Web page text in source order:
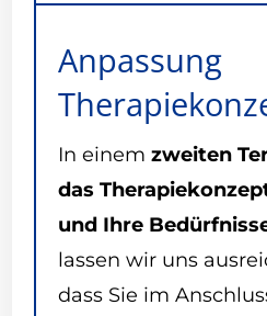
Anpassung
In einemzweiten
das
und Ihre
lassen wir uns
dass Sie im